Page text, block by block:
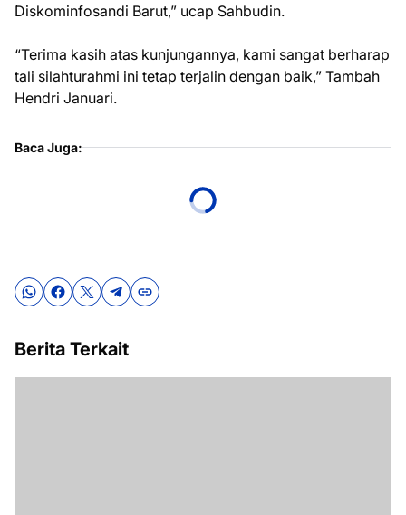
Diskominfosandi Barut,” ucap Sahbudin.
“Terima kasih atas kunjungannya, kami sangat berharap
tali silahturahmi ini tetap terjalin dengan baik,” Tambah
Hendri Januari.
Baca Juga:
Berita Terkait